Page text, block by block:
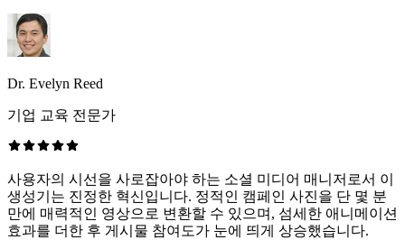
Dr. Evelyn Reed
기업 교육 전문가
사용자의 시선을 사로잡아야 하는 소셜 미디어 매니저로서 이
생성기는 진정한 혁신입니다. 정적인 캠페인 사진을 단 몇 분
만에 매력적인 영상으로 변환할 수 있으며, 섬세한 애니메이션
효과를 더한 후 게시물 참여도가 눈에 띄게 상승했습니다.